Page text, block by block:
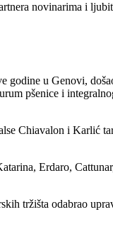
novinarima i
u Genovi,
pšenice i
Chiavalon i Karlić
Erdaro,
tržišta odabrao